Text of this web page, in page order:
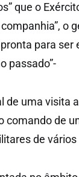
que o
o
para
passado”-
de uma visita
de
de vários